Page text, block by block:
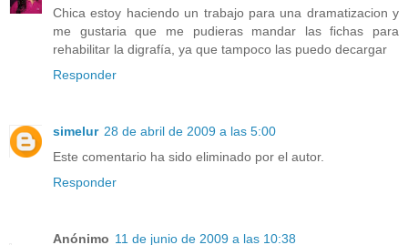
Chica estoy haciendo un trabajo para una dramatizacion y
me gustaria que me pudieras mandar las fichas para
rehabilitar la digrafía, ya que tampoco las puedo decargar
Responder
simelur 28 de abril de 2009 a las 5:00
Este comentario ha sido eliminado por el autor.
Responder
Anónimo 11 de junio de 2009 a las 10:38